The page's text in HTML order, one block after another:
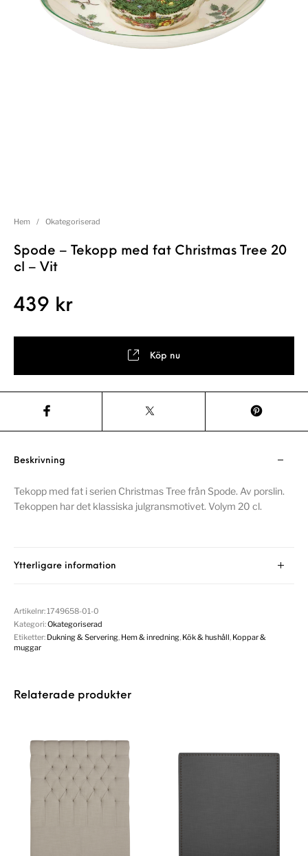
Hem / Okategoriserad
Spode – Tekopp med fat Christmas Tree 20
cl – Vit
439 kr
Köp nu
Beskrivning
Tekopp med fat i serien Christmas Tree från Spode. Av porslin.
Tekoppen har det klassiska julgransmotivet. Volym 20 cl.
Ytterligare information
Artikelnr:1749658-01-0
Kategori:Okategoriserad
Etiketter: Dukning & Servering, Hem & inredning, Kök & hushåll, Koppar &
muggar
Relaterade produkter